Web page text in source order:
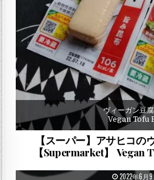
ヴィーガン豆
Vegan Tofu
【スーパー】アサヒコの
【Supermarket】 Vegan
PUBLISHED
2022年6月9